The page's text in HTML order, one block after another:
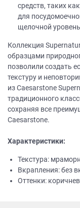
средств, таких
для
щелочной
Коллекция
образцами
позволили создать
текстуру и
из Caesarstone
традиционного
сохраняя все
Caesarstone.
Характеристики:
Текстура:
Вкрапления: без
Оттенки: